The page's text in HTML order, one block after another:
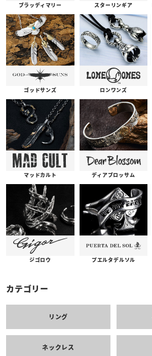
ブラッディマリー スターリンギア
ゴッドサンズ ロンワンズ
マッドカルト ディアブロッサム
ジゴロウ プエルタデルソル
カテゴリー
リング
ネックレス